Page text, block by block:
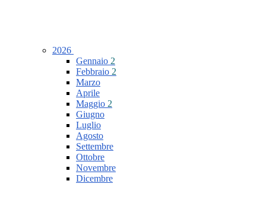
2026
Gennaio 2
Febbraio 2
Marzo
Aprile
Maggio 2
Giugno
Luglio
Agosto
Settembre
Ottobre
Novembre
Dicembre